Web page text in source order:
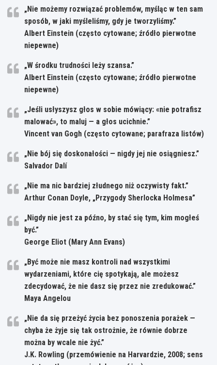
„Nie możemy rozwiązać problemów, myśląc w ten sam
sposób, w jaki myśleliśmy, gdy je tworzyliśmy.”
Albert Einstein (często cytowane; źródło pierwotne
niepewne)
„W środku trudności leży szansa.”
Albert Einstein (często cytowane; źródło pierwotne
niepewne)
„Jeśli usłyszysz głos w sobie mówiący: «nie potrafisz
malować», to maluj — a głos ucichnie.”
Vincent van Gogh (często cytowane; parafraza listów)
„Nie bój się doskonałości — nigdy jej nie osiągniesz.”
Salvador Dalí
„Nie ma nic bardziej złudnego niż oczywisty fakt.”
Arthur Conan Doyle, „Przygody Sherlocka Holmesa”
„Nigdy nie jest za późno, by stać się tym, kim mogłeś
być.”
George Eliot (Mary Ann Evans)
„Być może nie masz kontroli nad wszystkimi
wydarzeniami, które cię spotykają, ale możesz
zdecydować, że nie dasz się przez nie zredukować.”
Maya Angelou
„Nie da się przeżyć życia bez ponoszenia porażek —
chyba że żyje się tak ostrożnie, że równie dobrze
można by wcale nie żyć.”
J.K. Rowling (przemówienie na Harvardzie, 2008; sens